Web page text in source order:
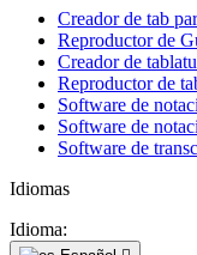
Creador de tab
Reproductor de
Creador de
Reproductor de
Software de
Software de
Software de
Idiomas
Idioma: